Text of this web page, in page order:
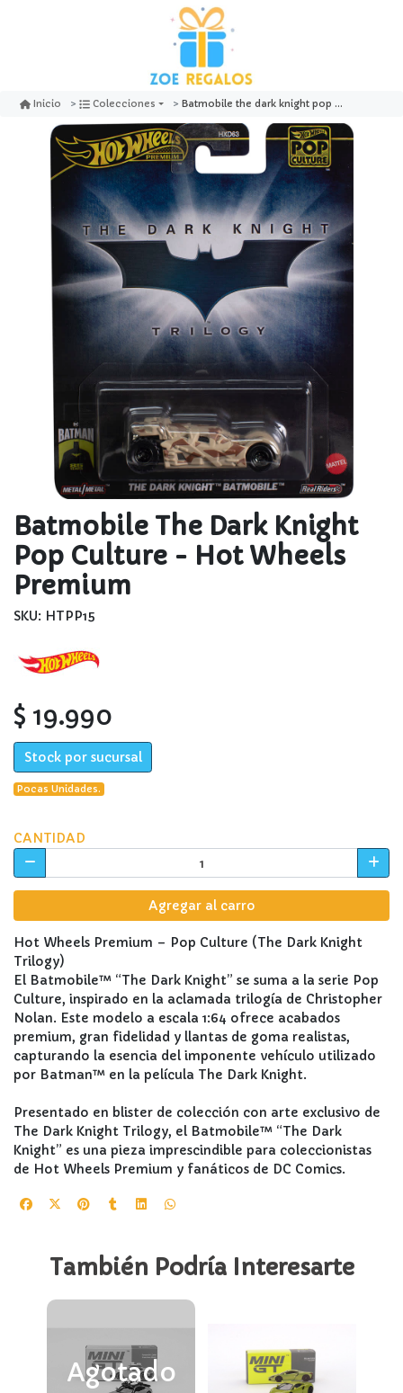
Inicio Colecciones Batmobile the dark knight pop culture - hot wheels premium
Batmobile The Dark Knight
Pop Culture - Hot Wheels
Premium
SKU: HTPP15
$ 19.990
Stock por sucursal
Pocas Unidades.
CANTIDAD
Agregar al carro
Hot Wheels Premium – Pop Culture (The Dark Knight
Trilogy)
El Batmobile™ “The Dark Knight” se suma a la serie Pop
Culture, inspirado en la aclamada trilogía de Christopher
Nolan. Este modelo a escala 1:64 ofrece acabados
premium, gran fidelidad y llantas de goma realistas,
capturando la esencia del imponente vehículo utilizado
por Batman™ en la película The Dark Knight.
Presentado en blister de colección con arte exclusivo de
The Dark Knight Trilogy, el Batmobile™ “The Dark
Knight” es una pieza imprescindible para coleccionistas
de Hot Wheels Premium y fanáticos de DC Comics.
También Podría Interesarte
Agotado